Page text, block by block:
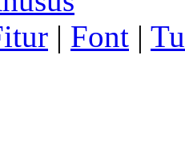
| Font |